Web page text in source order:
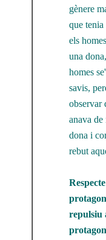
gènere
que
els
una
homes
savis,
observar
anava
dona i
rebut
repulsiu